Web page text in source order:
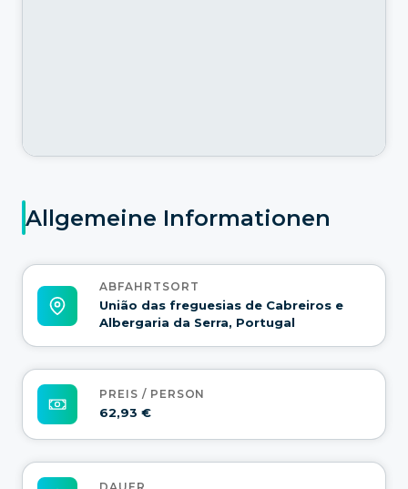
Allgemeine Informationen
ABFAHRTSORT
União das freguesias de Cabreiros e
Albergaria da Serra, Portugal
PREIS / PERSON
62,93 €